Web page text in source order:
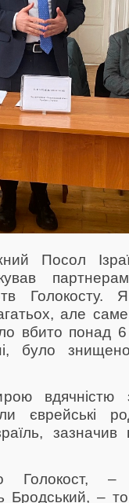
Посол
Голокосту.
але
вбито понад 6
було
вдячністю
єврейські
–
Бродський, –